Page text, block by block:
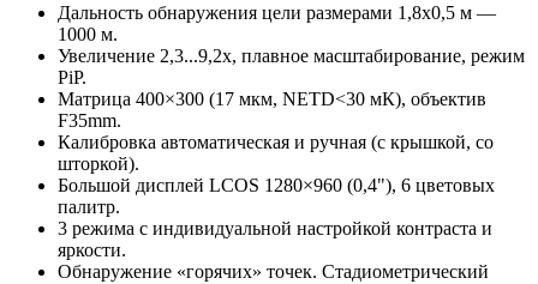
Дальность обнаружения цели размерами 1,8x0,5 м —
1000 м.
Увеличение 2,3...9,2x, плавное масштабирование, режим
PiP.
Матрица 400×300 (17 мкм, NETD<30 мК), объектив
F35mm.
Калибровка автоматическая и ручная (с крышкой, со
шторкой).
Большой дисплей LCOS 1280×960 (0,4"), 6 цветовых
палитр.
3 режима с индивидуальной настройкой контраста и
яркости.
Обнаружение «горячих» точек. Стадиометрический